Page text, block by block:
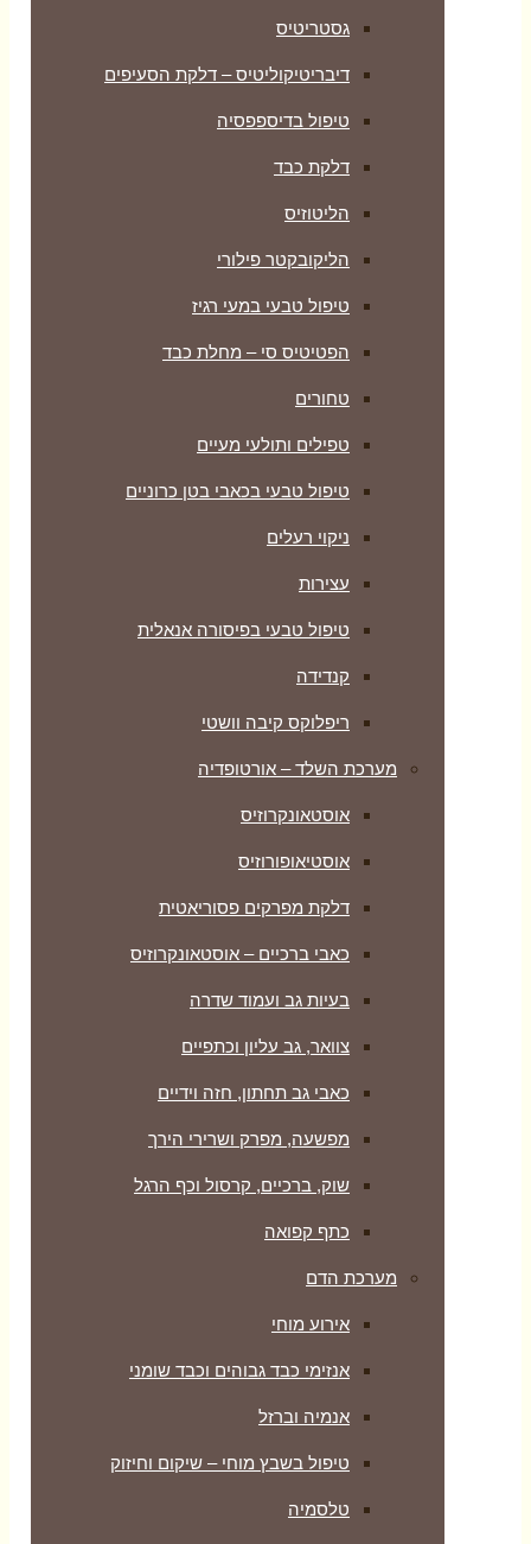
גסטריטיס
דיבריטיקוליטיס – דלקת הסעיפים
טיפול בדיספפסיה
דלקת כבד
הליטוזיס
הליקובקטר פילורי
טיפול טבעי במעי רגיז
הפטיטיס סי – מחלת כבד
טחורים
טפילים ותולעי מעיים
טיפול טבעי בכאבי בטן כרוניים
ניקוי רעלים
עצירות
טיפול טבעי בפיסורה אנאלית
קנדידה
ריפלוקס קיבה וושטי
מערכת השלד – אורטופדיה
אוסטאונקרוזיס
אוסטיאופורוזיס
דלקת מפרקים פסוריאטית
כאבי ברכיים – אוסטאונקרוזיס
בעיות גב ועמוד שדרה
צוואר, גב עליון וכתפיים
כאבי גב תחתון, חזה וידיים
מפשעה, מפרק ושרירי הירך
שוק, ברכיים, קרסול וכף הרגל
כתף קפואה
מערכת הדם
אירוע מוחי
אנזימי כבד גבוהים וכבד שומני
אנמיה וברזל
טיפול בשבץ מוחי – שיקום וחיזוק
טלסמיה